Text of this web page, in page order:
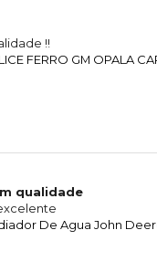
!!
FERRO GM OPALA
qualidade
De Agua John